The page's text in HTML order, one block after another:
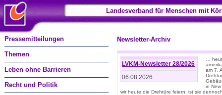
Landesverband für Menschen mit
Pressemitteilungen
Themen
Leben ohne Barrieren
Recht und Politik
Newsletter-Archiv
LVKM-Newsletter 28/2026
06.08.2026
…
am 7.
in
wir heute die Drehtüre feiern, ist sie